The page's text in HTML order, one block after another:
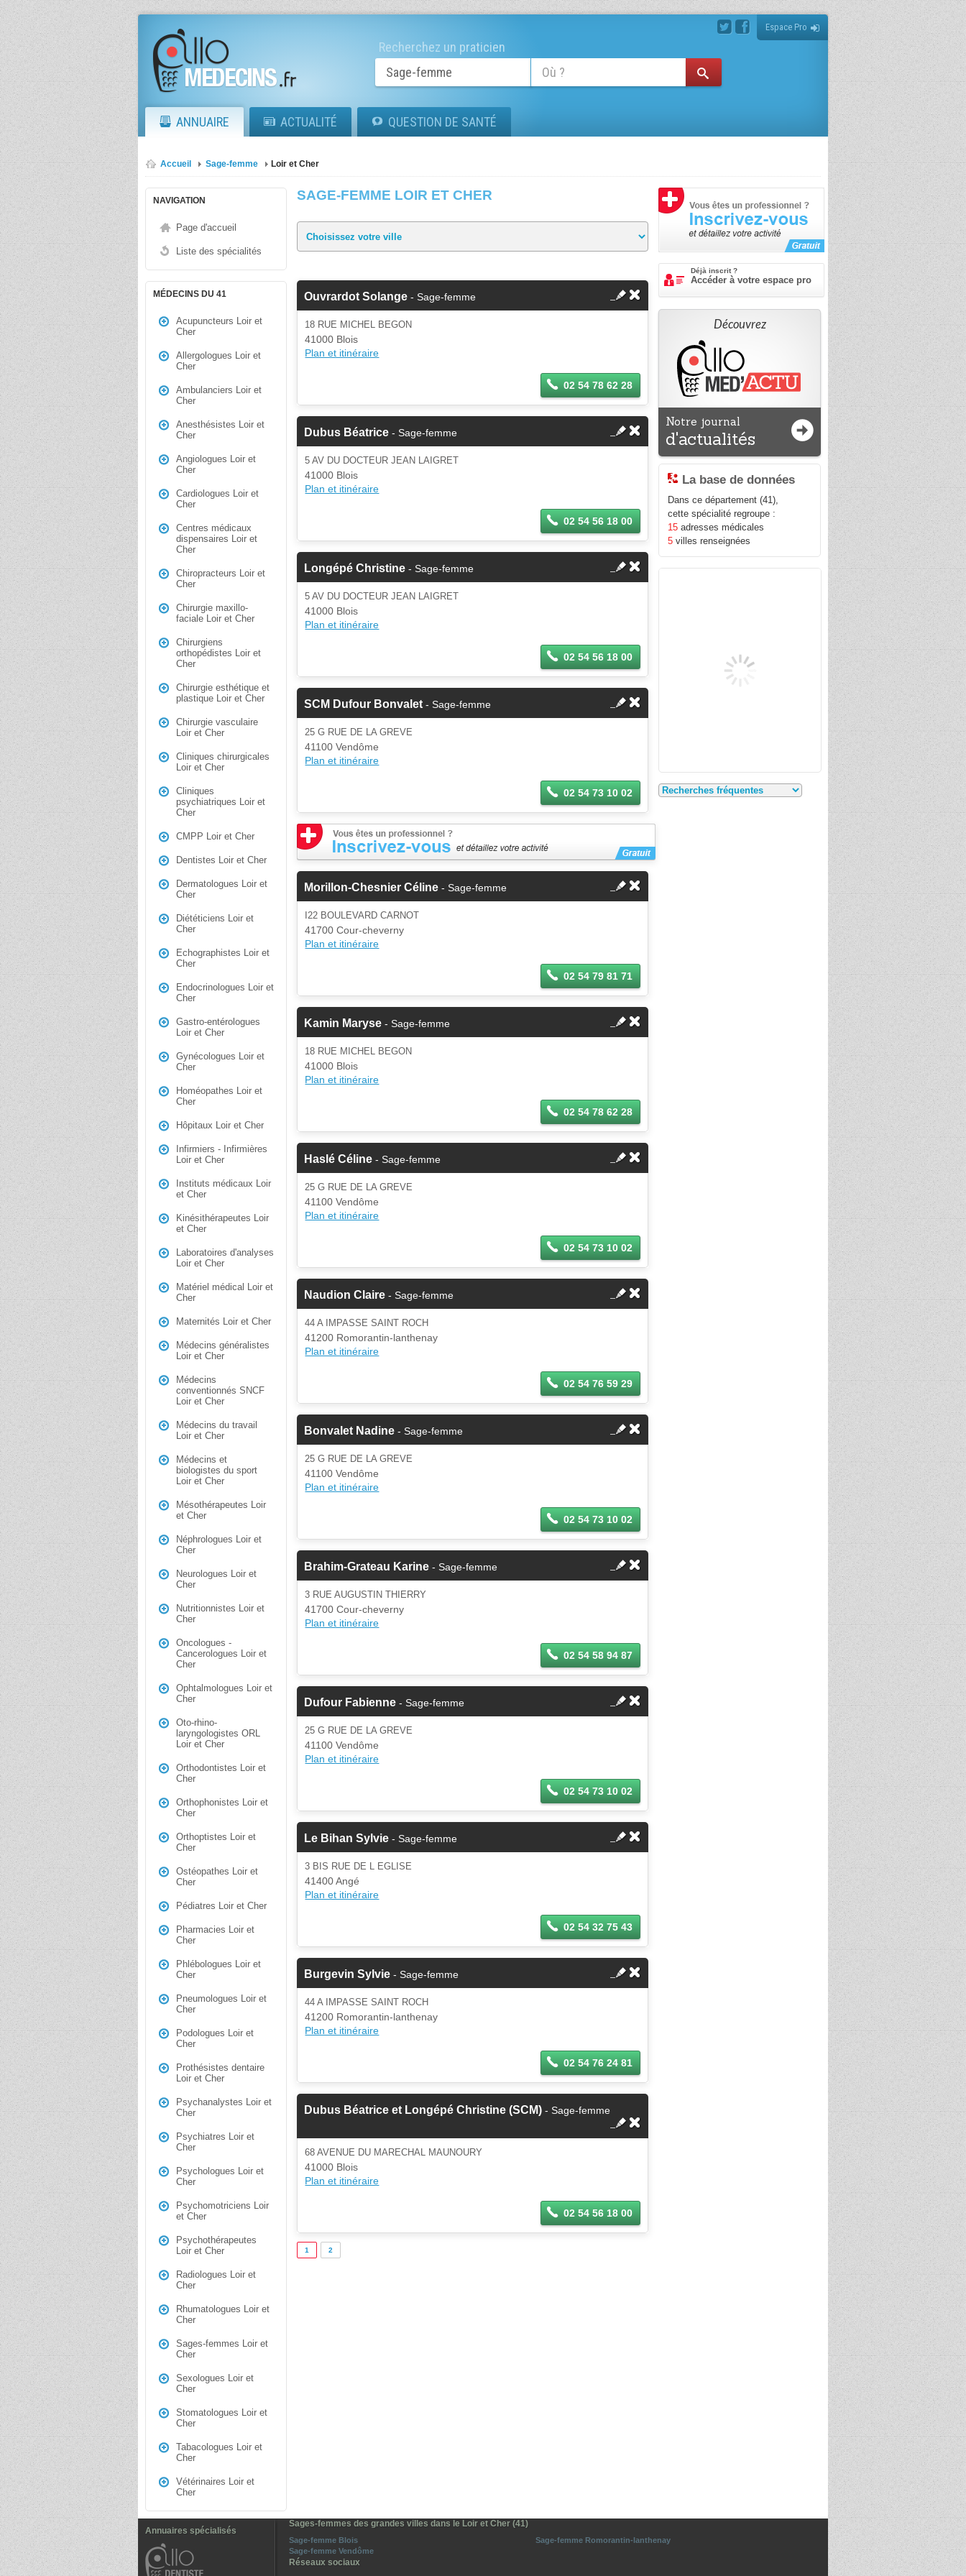
Espace Pro
Recherchez un praticien
ANNUAIRE ACTUALITÉ QUESTION DE SANTÉ
Accueil Sage-femme Loir et Cher
NAVIGATION
Page d'accueil
Liste des spécialités
MÉDECINS DU 41
Acupuncteurs Loir et
Cher
Allergologues Loir et
Cher
Ambulanciers Loir et
Cher
Anesthésistes Loir et
Cher
Angiologues Loir et
Cher
Cardiologues Loir et
Cher
Centres médicaux
dispensaires Loir et
Cher
Chiropracteurs Loir et
Cher
Chirurgie maxillo-
faciale Loir et Cher
Chirurgiens
orthopédistes Loir et
Cher
Chirurgie esthétique et
plastique Loir et Cher
Chirurgie vasculaire
Loir et Cher
Cliniques chirurgicales
Loir et Cher
Cliniques
psychiatriques Loir et
Cher
CMPP Loir et Cher
Dentistes Loir et Cher
Dermatologues Loir et
Cher
Diététiciens Loir et
Cher
Echographistes Loir et
Cher
Endocrinologues Loir et
Cher
Gastro-entérologues
Loir et Cher
Gynécologues Loir et
Cher
Homéopathes Loir et
Cher
Hôpitaux Loir et Cher
Infirmiers - Infirmières
Loir et Cher
Instituts médicaux Loir
et Cher
Kinésithérapeutes Loir
et Cher
Laboratoires d'analyses
Loir et Cher
Matériel médical Loir et
Cher
Maternités Loir et Cher
Médecins généralistes
Loir et Cher
Médecins
conventionnés SNCF
Loir et Cher
Médecins du travail
Loir et Cher
Médecins et
biologistes du sport
Loir et Cher
Mésothérapeutes Loir
et Cher
Néphrologues Loir et
Cher
Neurologues Loir et
Cher
Nutritionnistes Loir et
Cher
Oncologues -
Cancerologues Loir et
Cher
Ophtalmologues Loir et
Cher
Oto-rhino-
laryngologistes ORL
Loir et Cher
Orthodontistes Loir et
Cher
Orthophonistes Loir et
Cher
Orthoptistes Loir et
Cher
Ostéopathes Loir et
Cher
Pédiatres Loir et Cher
Pharmacies Loir et
Cher
Phlébologues Loir et
Cher
Pneumologues Loir et
Cher
Podologues Loir et
Cher
Prothésistes dentaire
Loir et Cher
Psychanalystes Loir et
Cher
Psychiatres Loir et
Cher
Psychologues Loir et
Cher
Psychomotriciens Loir
et Cher
Psychothérapeutes
Loir et Cher
Radiologues Loir et
Cher
Rhumatologues Loir et
Cher
Sages-femmes Loir et
Cher
Sexologues Loir et
Cher
Stomatologues Loir et
Cher
Tabacologues Loir et
Cher
Vétérinaires Loir et
Cher
SAGE-FEMME LOIR ET CHER
Ouvrardot Solange - Sage-femme
18 RUE MICHEL BEGON
41000 Blois
Plan et itinéraire
02 54 78 62 28
Dubus Béatrice - Sage-femme
5 AV DU DOCTEUR JEAN LAIGRET
41000 Blois
Plan et itinéraire
02 54 56 18 00
Longépé Christine - Sage-femme
5 AV DU DOCTEUR JEAN LAIGRET
41000 Blois
Plan et itinéraire
02 54 56 18 00
SCM Dufour Bonvalet - Sage-femme
25 G RUE DE LA GREVE
41100 Vendôme
Plan et itinéraire
02 54 73 10 02
Morillon-Chesnier Céline - Sage-femme
I22 BOULEVARD CARNOT
41700 Cour-cheverny
Plan et itinéraire
02 54 79 81 71
Kamin Maryse - Sage-femme
18 RUE MICHEL BEGON
41000 Blois
Plan et itinéraire
02 54 78 62 28
Haslé Céline - Sage-femme
25 G RUE DE LA GREVE
41100 Vendôme
Plan et itinéraire
02 54 73 10 02
Naudion Claire - Sage-femme
44 A IMPASSE SAINT ROCH
41200 Romorantin-lanthenay
Plan et itinéraire
02 54 76 59 29
Bonvalet Nadine - Sage-femme
25 G RUE DE LA GREVE
41100 Vendôme
Plan et itinéraire
02 54 73 10 02
Brahim-Grateau Karine - Sage-femme
3 RUE AUGUSTIN THIERRY
41700 Cour-cheverny
Plan et itinéraire
02 54 58 94 87
Dufour Fabienne - Sage-femme
25 G RUE DE LA GREVE
41100 Vendôme
Plan et itinéraire
02 54 73 10 02
Le Bihan Sylvie - Sage-femme
3 BIS RUE DE L EGLISE
41400 Angé
Plan et itinéraire
02 54 32 75 43
Burgevin Sylvie - Sage-femme
44 A IMPASSE SAINT ROCH
41200 Romorantin-lanthenay
Plan et itinéraire
02 54 76 24 81
Dubus Béatrice et Longépé Christine (SCM) - Sage-femme
68 AVENUE DU MARECHAL MAUNOURY
41000 Blois
Plan et itinéraire
02 54 56 18 00
1 2
Déjà inscrit ?
Accéder à votre espace pro
Découvrez
Notre journal
d'actualités
La base de données
Dans ce département (41),
cette spécialité regroupe :
15 adresses médicales
5 villes renseignées
Annuaires spécialisés
Sages-femmes des grandes villes dans le Loir et Cher (41)
Sage-femme Blois
Sage-femme Romorantin-lanthenay
Sage-femme Vendôme
Réseaux sociaux